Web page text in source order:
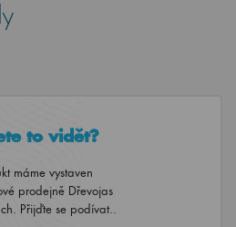
to vidět?
máme vystaven
prodejně Dřevojas
Přijďte se podívat..